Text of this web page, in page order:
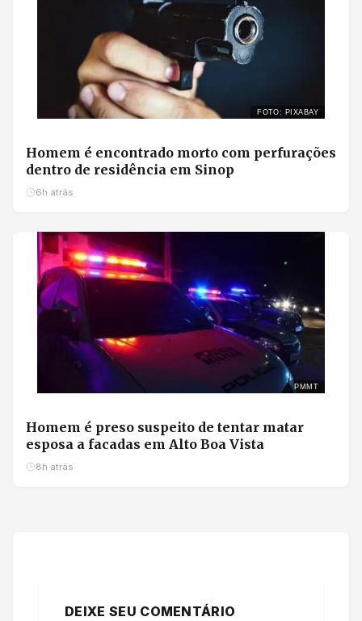
FOTO: PIXABAY
Homem é encontrado morto com perfurações
dentro de residência em Sinop
6h atrás
PMMT
Homem é preso suspeito de tentar matar
esposa a facadas em Alto Boa Vista
8h atrás
DEIXE SEU COMENTÁRIO